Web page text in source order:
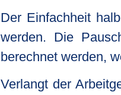
Der Einfachheit
werden. Die
berechnet werden,
Verlangt der